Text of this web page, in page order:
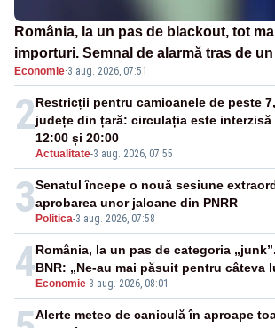
România, la un pas de blackout, tot
importuri. Semnal de alarmă tras de
energie
Economie·3 aug. 2026, 07:51
2
Actualitate-3 aug. 2026, 07:55
Restricții pentru camioanele de peste
județe din țară: circulația este
12:00 și 20:00
3 Politica-3 aug. 2026, 07:58
Senatul începe o nouă sesiune
aprobarea unor jaloane din PNRR
4 Economie-3 aug. 2026, 08:01
România, la un pas de categoria
BNR: „Ne-au mai păsuit pentru câteva
Alerte meteo de caniculă în aproape